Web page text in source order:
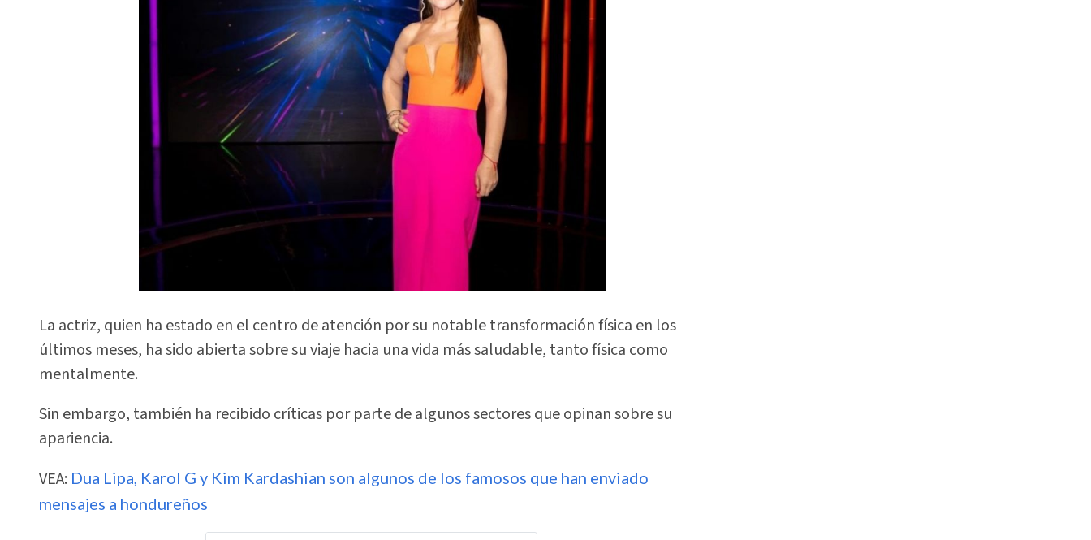
La actriz, quien ha estado en el centro de atención por su notable transformación física en los
últimos meses, ha sido abierta sobre su viaje hacia una vida más saludable, tanto física como
mentalmente.
Sin embargo, también ha recibido críticas por parte de algunos sectores que opinan sobre su
apariencia.
VEA: Dua Lipa, Karol G y Kim Kardashian son algunos de los famosos que han enviado
mensajes a hondureños